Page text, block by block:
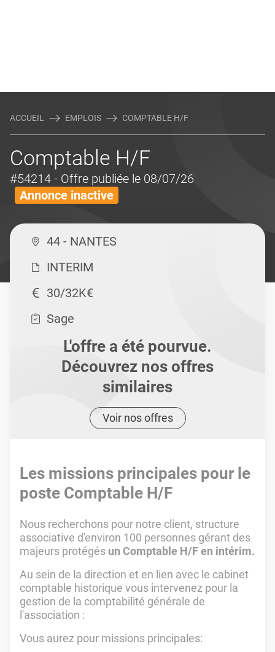
ACCUEIL EMPLOIS COMPTABLE H/F
Comptable H/F
#54214 - Offre publiée le 08/07/26
Annonce inactive
44 - NANTES
INTERIM
30/32K€
Sage
L'offre a été pourvue.
Découvrez nos offres
similaires
Voir nos offres
Les missions principales pour le
poste Comptable H/F
Nous recherchons pour notre client, structure
associative d'environ 100 personnes gérant des
majeurs protégés un Comptable H/F en intérim.
Au sein de la direction et en lien avec le cabinet
comptable historique vous intervenez pour la
gestion de la comptabilité générale de
l'association :
Vous aurez pour missions principales: